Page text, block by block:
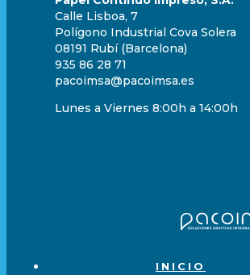
Calle Lisboa, 7
Polígono Industrial Cova Solera
08191 Rubí (Barcelona)
935 86 28 71
pacoimsa@pacoimsa.es
Lunes a Viernes 8:00h a 14:00h
INICIO